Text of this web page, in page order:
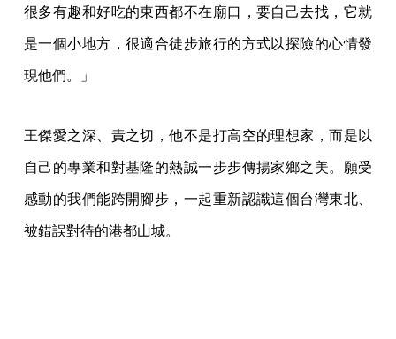
很多有趣和好吃的東西都不在廟口，要自己去找，它就
是一個小地方，很適合徒步旅行的方式以探險的心情發
現他們。」
王傑愛之深、責之切，他不是打高空的理想家，而是以
自己的專業和對基隆的熱誠一步步傳揚家鄉之美。願受
感動的我們能跨開腳步，一起重新認識這個台灣東北、
被錯誤對待的港都山城。